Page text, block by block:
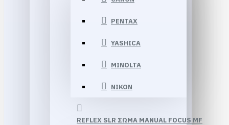
PENTAX
YASHICA
MINOLTA
NIKON
REFLEX SLR ΣΩΜΑ MANUAL FOCUS MF